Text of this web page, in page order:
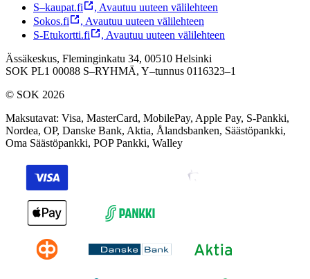
S–kaupat.fi , Avautuu uuteen välilehteen
Sokos.fi
, Avautuu uuteen välilehteen
S-Etukortti.fi
, Avautuu uuteen välilehteen
Ässäkeskus, Fleminginkatu 34, 00510 Helsinki
SOK PL1 00088 S–RYHMÄ, Y–tunnus 0116323–1
© SOK 2026
Maksutavat: Visa, MasterCard, MobilePay, Apple Pay, S-Pankki,
Nordea, OP, Danske Bank, Aktia, Ålandsbanken, Säästöpankki,
Oma Säästöpankki, POP Pankki, Walley